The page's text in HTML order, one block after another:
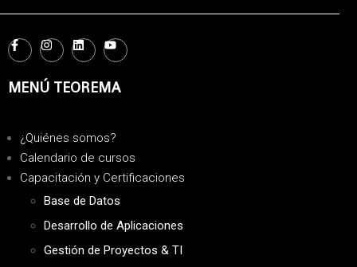
MENÚ TEOREMA
¿Quiénes somos?
Calendario de cursos
Capacitación y Certificaciones
Base de Datos
Desarrollo de Aplicaciones
Gestión de Proyectos & TI